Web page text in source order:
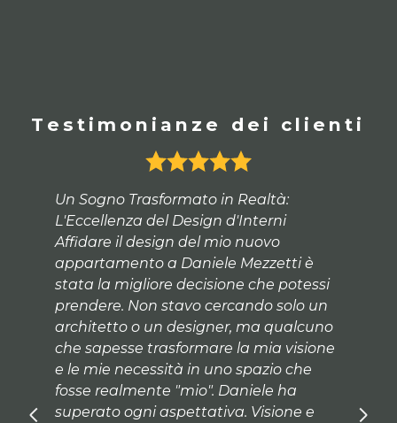
MEZZETTI DESIGN
CHI SIAMO
SERVIZI
PROGETTI
CONTATTO
Testimonianze dei clienti
Affidare la ristrutturazione della mia
casa a Daniele è stata una delle scelte
più fortunate che potessi fare. La sua
meticolosità e l’attenzione quasi
maniacale ai dettagli sono evidenti in
ogni decisione, ma ciò che lo rende
davvero straordinario è la sua capacità
di capire profondamente chi ha
davanti. Daniele non si limita a
progettare: ascolta e interpreta le
esigenze, con una gentilezza e una